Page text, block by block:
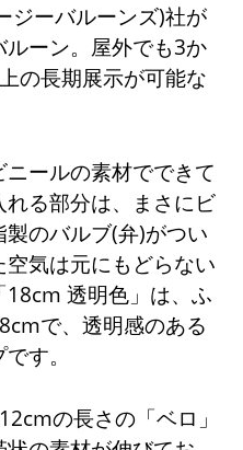
ジーバルーンズ)社が
ーン。屋外でも3か
の長期展示が可能な
ールの素材でできて
る部分は、まさにビ
のバルブ(弁)がつい
気は元にもどらない
透明色」は、ふ
で、透明感のある
す。
の長さの「ベロ」